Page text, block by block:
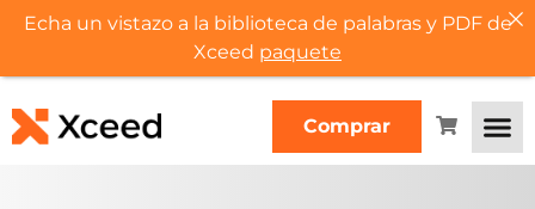
Comprar
Echa un vistazo a la biblioteca de palabras y PDF de
Xceed paquete